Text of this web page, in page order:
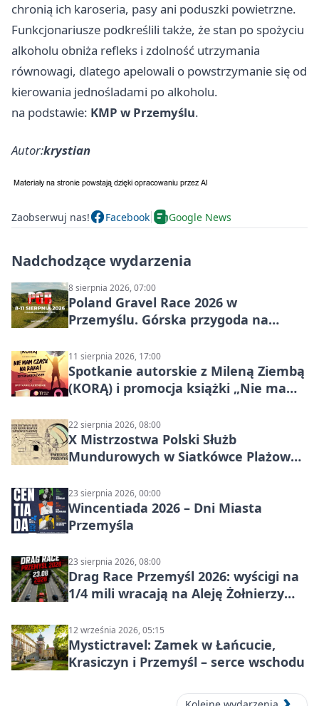
chronią ich karoseria, pasy ani poduszki powietrzne.
Funkcjonariusze podkreślili także, że stan po spożyciu
alkoholu obniża refleks i zdolność utrzymania
równowagi, dlatego apelowali o powstrzymanie się od
kierowania jednośladami po alkoholu.
na podstawie: KMP w Przemyślu.
Autor:krystian
Zaobserwuj nas! Facebook Google News
Nadchodzące wydarzenia
8 sierpnia 2026, 07:00
Poland Gravel Race 2026 w
Przemyślu. Górska przygoda na
11 sierpnia 2026, 17:00
Spotkanie autorskie z Mileną Ziembą
(KORĄ) i promocja książki „Nie mam
22 sierpnia 2026, 08:00
X Mistrzostwa Polski Służb
Mundurowych w Siatkówce Plażowej
23 sierpnia 2026, 00:00
Wincentiada 2026 – Dni Miasta
Przemyśla
23 sierpnia 2026, 08:00
Drag Race Przemyśl 2026: wyścigi na
1/4 mili wracają na Aleję Żołnierzy
12 września 2026, 05:15
Mystictravel: Zamek w Łańcucie,
Krasiczyn i Przemyśl – serce wschodu